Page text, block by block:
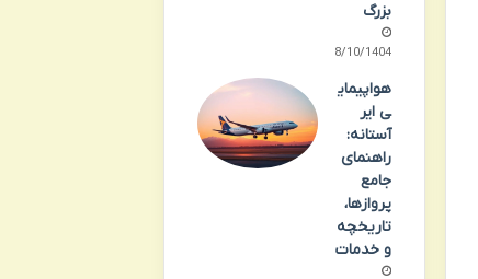
بزرگ
08/10/1404
هواپیمای
ی ایر
آستانه:
راهنمای
جامع
پروازها،
تاریخچه
و خدمات